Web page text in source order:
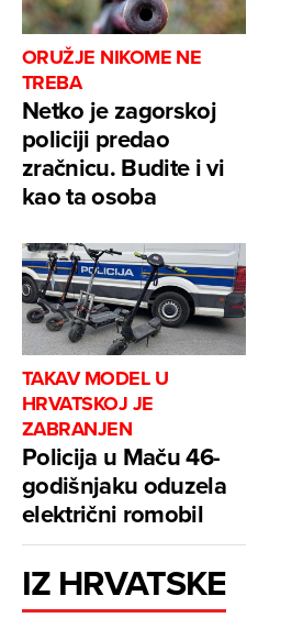
ORUŽJE NIKOME NE
TREBA
Netko je zagorskoj
policiji predao
zračnicu. Budite i vi
kao ta osoba
TAKAV MODEL U
HRVATSKOJ JE
ZABRANJEN
Policija u Maču 46-
godišnjaku oduzela
električni romobil
IZ HRVATSKE